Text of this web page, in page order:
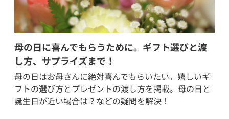
母の日に喜んでもらうために。ギフト選びと渡
し方、サプライズまで！
母の日はお母さんに絶対喜んでもらいたい。嬉しいギ
フトの選び方とプレゼントの渡し方を掲載。母の日と
誕生日が近い場合は？などの疑問を解決！